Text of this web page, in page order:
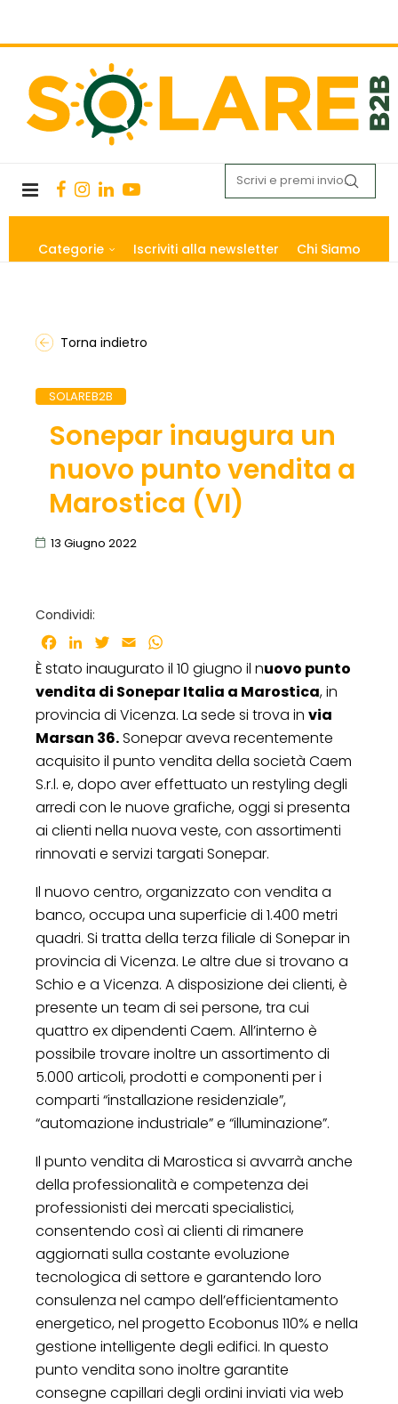
Categorie Iscriviti alla newsletter Chi Siamo
Torna indietro
SOLAREB2B
Sonepar inaugura un
nuovo punto vendita a
Marostica (VI)
13 Giugno 2022
Condividi:
Facebook
LinkedInTwitter
Email
È stato inaugurato il 10 giugno il nuovo punto
vendita di Sonepar Italia a Marostica, in
provincia di Vicenza. La sede si trova in via
Marsan 36.Sonepar aveva recentemente
acquisito il punto vendita della società Caem
S.r.l. e, dopo aver effettuato un restyling degli
arredi con le nuove grafiche, oggi si presenta
ai clienti nella nuova veste, con assortimenti
rinnovati e servizi targati Sonepar.
Il nuovo centro, organizzato con vendita a
banco, occupa una superficie di 1.400 metri
quadri. Si tratta della terza filiale di Sonepar in
provincia di Vicenza. Le altre due si trovano a
Schio e a Vicenza. A disposizione dei clienti, è
presente un team di sei persone, tra cui
quattro ex dipendenti Caem. All’interno è
possibile trovare inoltre un assortimento di
5.000 articoli, prodotti e componenti per i
comparti “installazione residenziale”,
“automazione industriale” e “illuminazione”.
Il punto vendita di Marostica si avvarrà anche
della professionalità e competenza dei
professionisti dei mercati specialistici,
consentendo così ai clienti di rimanere
aggiornati sulla costante evoluzione
tecnologica di settore e garantendo loro
consulenza nel campo dell’efficientamento
energetico, nel progetto Ecobonus 110% e nella
gestione intelligente degli edifici. In questo
punto vendita sono inoltre garantite
consegne capillari degli ordini inviati via web